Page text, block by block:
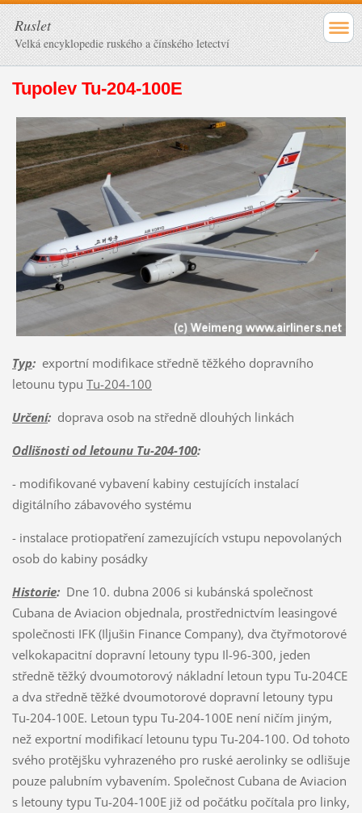
Ruslet
Velká encyklopedie ruského a čínského letectví
Tupolev Tu-204-100E
Typ:exportní modifikace středně těžkého dopravního
letounu typu Tu-204-100
Určení:doprava osob na středně dlouhých linkách
Odlišnosti od letounu Tu-204-100:
- modifikované vybavení kabiny cestujících instalací
digitálního zábavového systému
- instalace protiopatření zamezujících vstupu nepovolaných
osob do kabiny posádky
Historie:Dne 10. dubna 2006 si kubánská společnost
Cubana de Aviacion objednala, prostřednictvím leasingové
společnosti IFK (Iljušin Finance Company), dva čtyřmotorové
velkokapacitní dopravní letouny typu Il-96-300, jeden
středně těžký dvoumotorový nákladní letoun typu Tu-204CE
a dva středně těžké dvoumotorové dopravní letouny typu
Tu-204-100E. Letoun typu Tu-204-100E není ničím jiným,
než exportní modifikací letounu typu Tu-204-100. Od tohoto
svého protějšku vyhrazeného pro ruské aerolinky se odlišuje
pouze palubním vybavením. Společnost Cubana de Aviacion
s letouny typu Tu-204-100E již od počátku počítala pro linky,